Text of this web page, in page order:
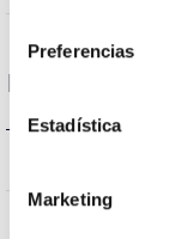
Preferencias
Estadística
Marketing
Protections